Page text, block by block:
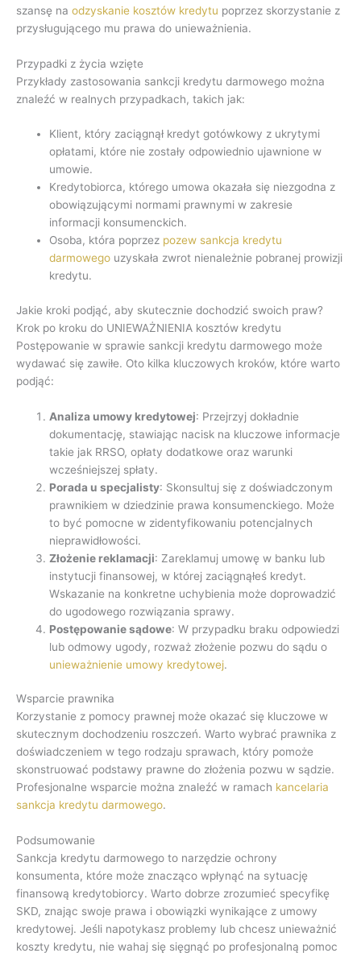
szansę na odzyskanie kosztów kredytu poprzez skorzystanie z
przysługującego mu prawa do unieważnienia.
Przypadki z życia wzięte
Przykłady zastosowania sankcji kredytu darmowego można
znaleźć w realnych przypadkach, takich jak:
Klient, który zaciągnął kredyt gotówkowy z ukrytymi
opłatami, które nie zostały odpowiednio ujawnione w
umowie.
Kredytobiorca, którego umowa okazała się niezgodna z
obowiązującymi normami prawnymi w zakresie
informacji konsumenckich.
Osoba, która poprzez pozew sankcja kredytu
darmowego uzyskała zwrot nienależnie pobranej prowizji
kredytu.
Jakie kroki podjąć, aby skutecznie dochodzić swoich praw?
Krok po kroku do UNIEWAŻNIENIA kosztów kredytu
Postępowanie w sprawie sankcji kredytu darmowego może
wydawać się zawiłe. Oto kilka kluczowych kroków, które warto
podjąć:
Analiza umowy kredytowej: Przejrzyj dokładnie
dokumentację, stawiając nacisk na kluczowe informacje
takie jak RRSO, opłaty dodatkowe oraz warunki
wcześniejszej spłaty.
Porada u specjalisty: Skonsultuj się z doświadczonym
prawnikiem w dziedzinie prawa konsumenckiego. Może
to być pomocne w zidentyfikowaniu potencjalnych
nieprawidłowości.
Złożenie reklamacji: Zareklamuj umowę w banku lub
instytucji finansowej, w której zaciągnąłeś kredyt.
Wskazanie na konkretne uchybienia może doprowadzić
do ugodowego rozwiązania sprawy.
Postępowanie sądowe: W przypadku braku odpowiedzi
lub odmowy ugody, rozważ złożenie pozwu do sądu o
unieważnienie umowy kredytowej.
Wsparcie prawnika
Korzystanie z pomocy prawnej może okazać się kluczowe w
skutecznym dochodzeniu roszczeń. Warto wybrać prawnika z
doświadczeniem w tego rodzaju sprawach, który pomoże
skonstruować podstawy prawne do złożenia pozwu w sądzie.
Profesjonalne wsparcie można znaleźć w ramach kancelaria
sankcja kredytu darmowego.
Podsumowanie
Sankcja kredytu darmowego to narzędzie ochrony
konsumenta, które może znacząco wpłynąć na sytuację
finansową kredytobiorcy. Warto dobrze zrozumieć specyfikę
SKD, znając swoje prawa i obowiązki wynikające z umowy
kredytowej. Jeśli napotykasz problemy lub chcesz unieważnić
koszty kredytu, nie wahaj się sięgnąć po profesjonalną pomoc